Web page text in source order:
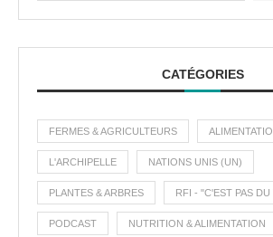
CATÉGORIES
FERMES & AGRICULTEURS
L'ARCHIPELLE NATIONS UNIS (UN)
PLANTES & ARBRES RFI - "C'EST PAS DU
PODCAST NUTRITION & ALIMENTATION